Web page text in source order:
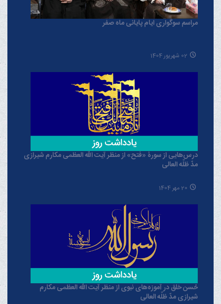
مراسم سوگواری ایام پایانی ماه صفر
02 شهریور 1404
درس‌هایی از سورۀ «فتح» از منظر آیت الله العظمی مکارم شیرازی
مدّ ظلّه العالی
20 مهر 1404
حُسن خلق در آموزه‌های نبوی از منظر آیت الله العظمی مکارم
شیرازی مدّ ظلّه العالی